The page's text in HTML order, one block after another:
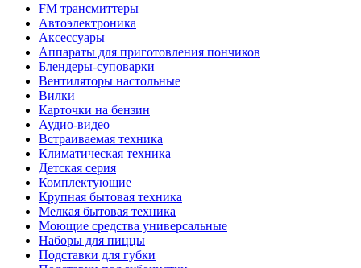
FM трансмиттеры
Автоэлектроника
Аксессуары
Аппараты для приготовления пончиков
Блендеры-суповарки
Вентиляторы настольные
Вилки
Карточки на бензин
Аудио-видео
Встраиваемая техника
Климатическая техника
Детская серия
Комплектующие
Крупная бытовая техника
Мелкая бытовая техника
Моющие средства универсальные
Наборы для пиццы
Подставки для губки